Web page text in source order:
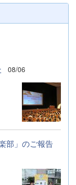
会か
、判
で
08/06
部」のご報告